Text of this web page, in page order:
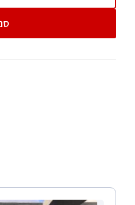
אמנם מטרתם של
השתנו, כיום לשרטטים
התקשרות ומידע. כמו כן